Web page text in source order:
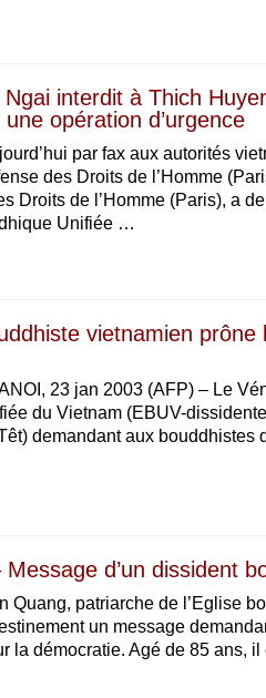
interdit à Thich
opération d’urgence
par fax aux autorités
des Droits de l’Homme
Droits de l’Homme (Paris), a
Unifiée …
vietnamien
23 jan 2003 (AFP) – Le
du Vietnam (EBUV-
demandant aux bouddhistes
d’un dissident
patriarche de l’Eglise
un message
la démocratie. Agé de 85 ans,